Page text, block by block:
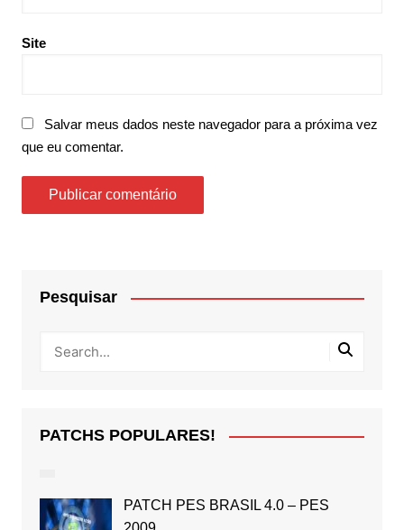
Site
Salvar meus dados neste navegador para a próxima vez
que eu comentar.
Pesquisar
PATCHS POPULARES!
PATCH PES BRASIL 4.0 – PES